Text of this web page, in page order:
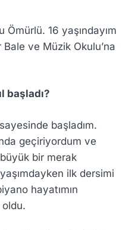
16 yaşındayım
Bale ve Müzik Okulu’na
başladı?
başladım.
geçiriyordum ve
bir merak
ilk dersimi
hayatımın